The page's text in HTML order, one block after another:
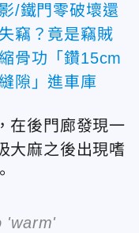
影/鐵門零破壞還
失竊？竟是竊賊
骨功「鑽15cm
隙」進車庫
在後門廊發現一
大麻之後出現嗜
'warm'